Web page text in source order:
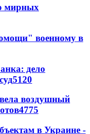
мирных
военному в
дело
5120
воздушный
4775
в Украине -